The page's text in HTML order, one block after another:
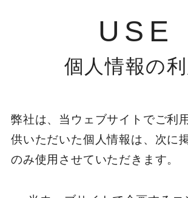
USE
個人情報の利
弊社は、当ウェブサイトでご利
供いただいた個人情報は、次に
のみ使用させていただきます。